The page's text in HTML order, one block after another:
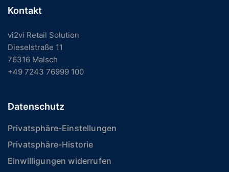
Kontakt
vi2vi Retail Solution
Dieselstraße 11
76316 Malsch
+49 7243 76999 100
Datenschutz
Privatsphäre-Einstellungen
Privatsphäre-Historie
Einwilligungen widerrufen